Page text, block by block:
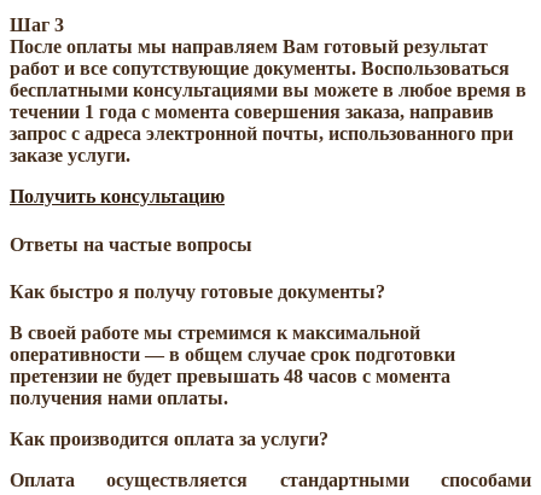
Шаг 3
После оплаты мы направляем Вам готовый результат
работ и все сопутствующие документы. Воспользоваться
бесплатными консультациями вы можете в любое время в
течении 1 года с момента совершения заказа, направив
запрос с адреса электронной почты, использованного при
заказе услуги.
Получить консультацию
Ответы на частые вопросы
Как быстро я получу готовые документы?
В своей работе мы стремимся к максимальной
оперативности — в общем случае срок подготовки
претензии не будет превышать 48 часов с момента
получения нами оплаты.
Как производится оплата за услуги?
Оплата осуществляется стандартными способами